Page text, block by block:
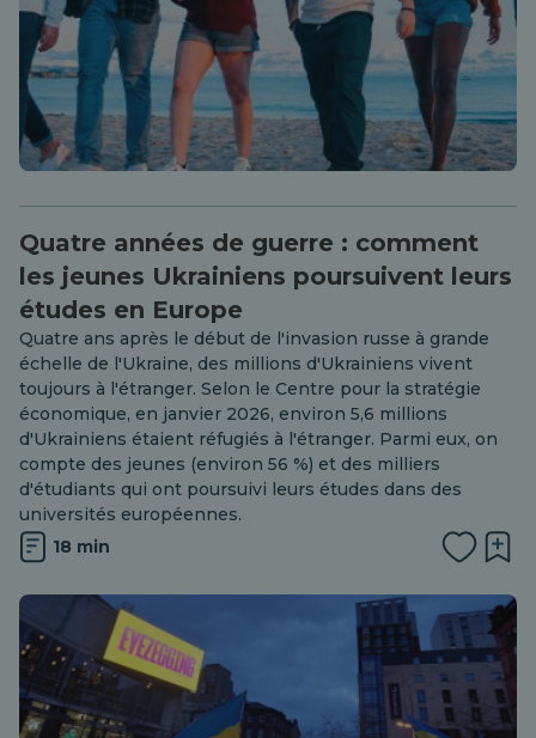
Quatre années de guerre : comment
les jeunes Ukrainiens poursuivent leurs
études en Europe
Quatre ans après le début de l'invasion russe à grande
échelle de l'Ukraine, des millions d'Ukrainiens vivent
toujours à l'étranger. Selon le Centre pour la stratégie
économique, en janvier 2026, environ 5,6 millions
d'Ukrainiens étaient réfugiés à l'étranger. Parmi eux, on
compte des jeunes (environ 56 %) et des milliers
d'étudiants qui ont poursuivi leurs études dans des
universités européennes.
18 min